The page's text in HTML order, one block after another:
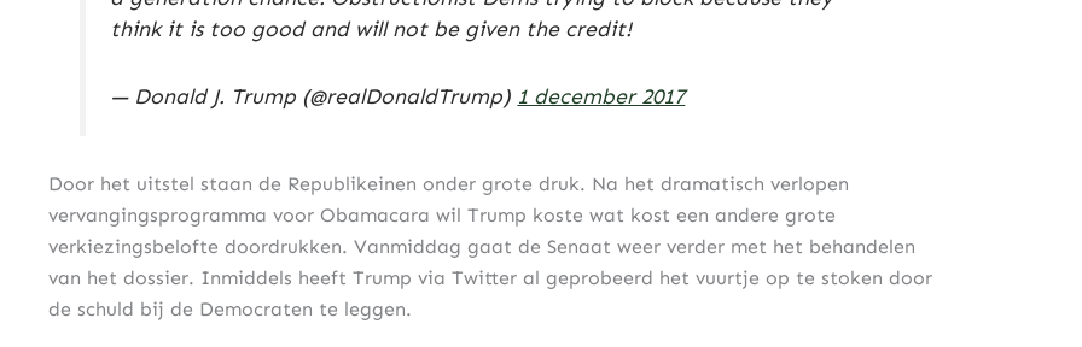
think it is too good and will not be given the credit!
— Donald J. Trump (@realDonaldTrump) 1 december 2017
Door het uitstel staan de Republikeinen onder grote druk. Na het dramatisch verlopen
vervangingsprogramma voor Obamacara wil Trump koste wat kost een andere grote
verkiezingsbelofte doordrukken. Vanmiddag gaat de Senaat weer verder met het behandelen
van het dossier. Inmiddels heeft Trump via Twitter al geprobeerd het vuurtje op te stoken door
de schuld bij de Democraten te leggen.